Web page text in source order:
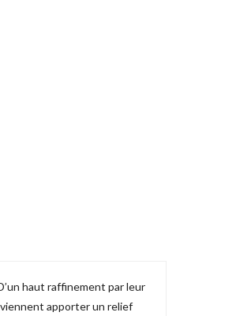
haut raffinement par leur
apporter un relief